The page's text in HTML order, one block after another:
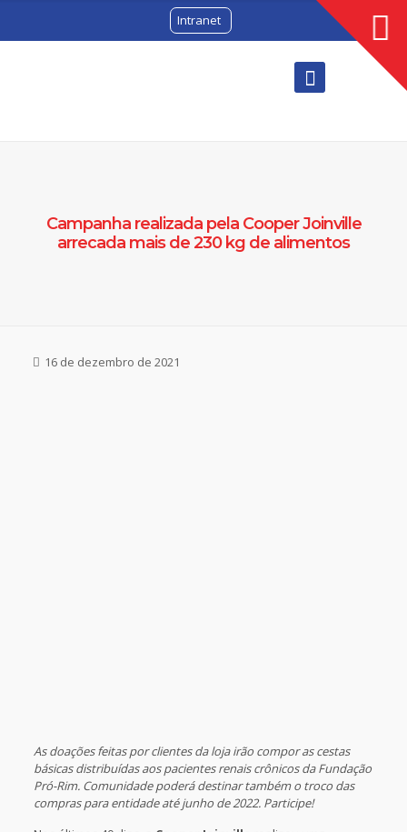
Intranet
Campanha realizada pela Cooper Joinville
arrecada mais de 230 kg de alimentos
16 de dezembro de 2021
As doações feitas por clientes da loja irão compor as cestas
básicas distribuídas aos pacientes renais crônicos da Fundação
Pró-Rim. Comunidade poderá destinar também o troco das
compras para entidade até junho de 2022. Participe!